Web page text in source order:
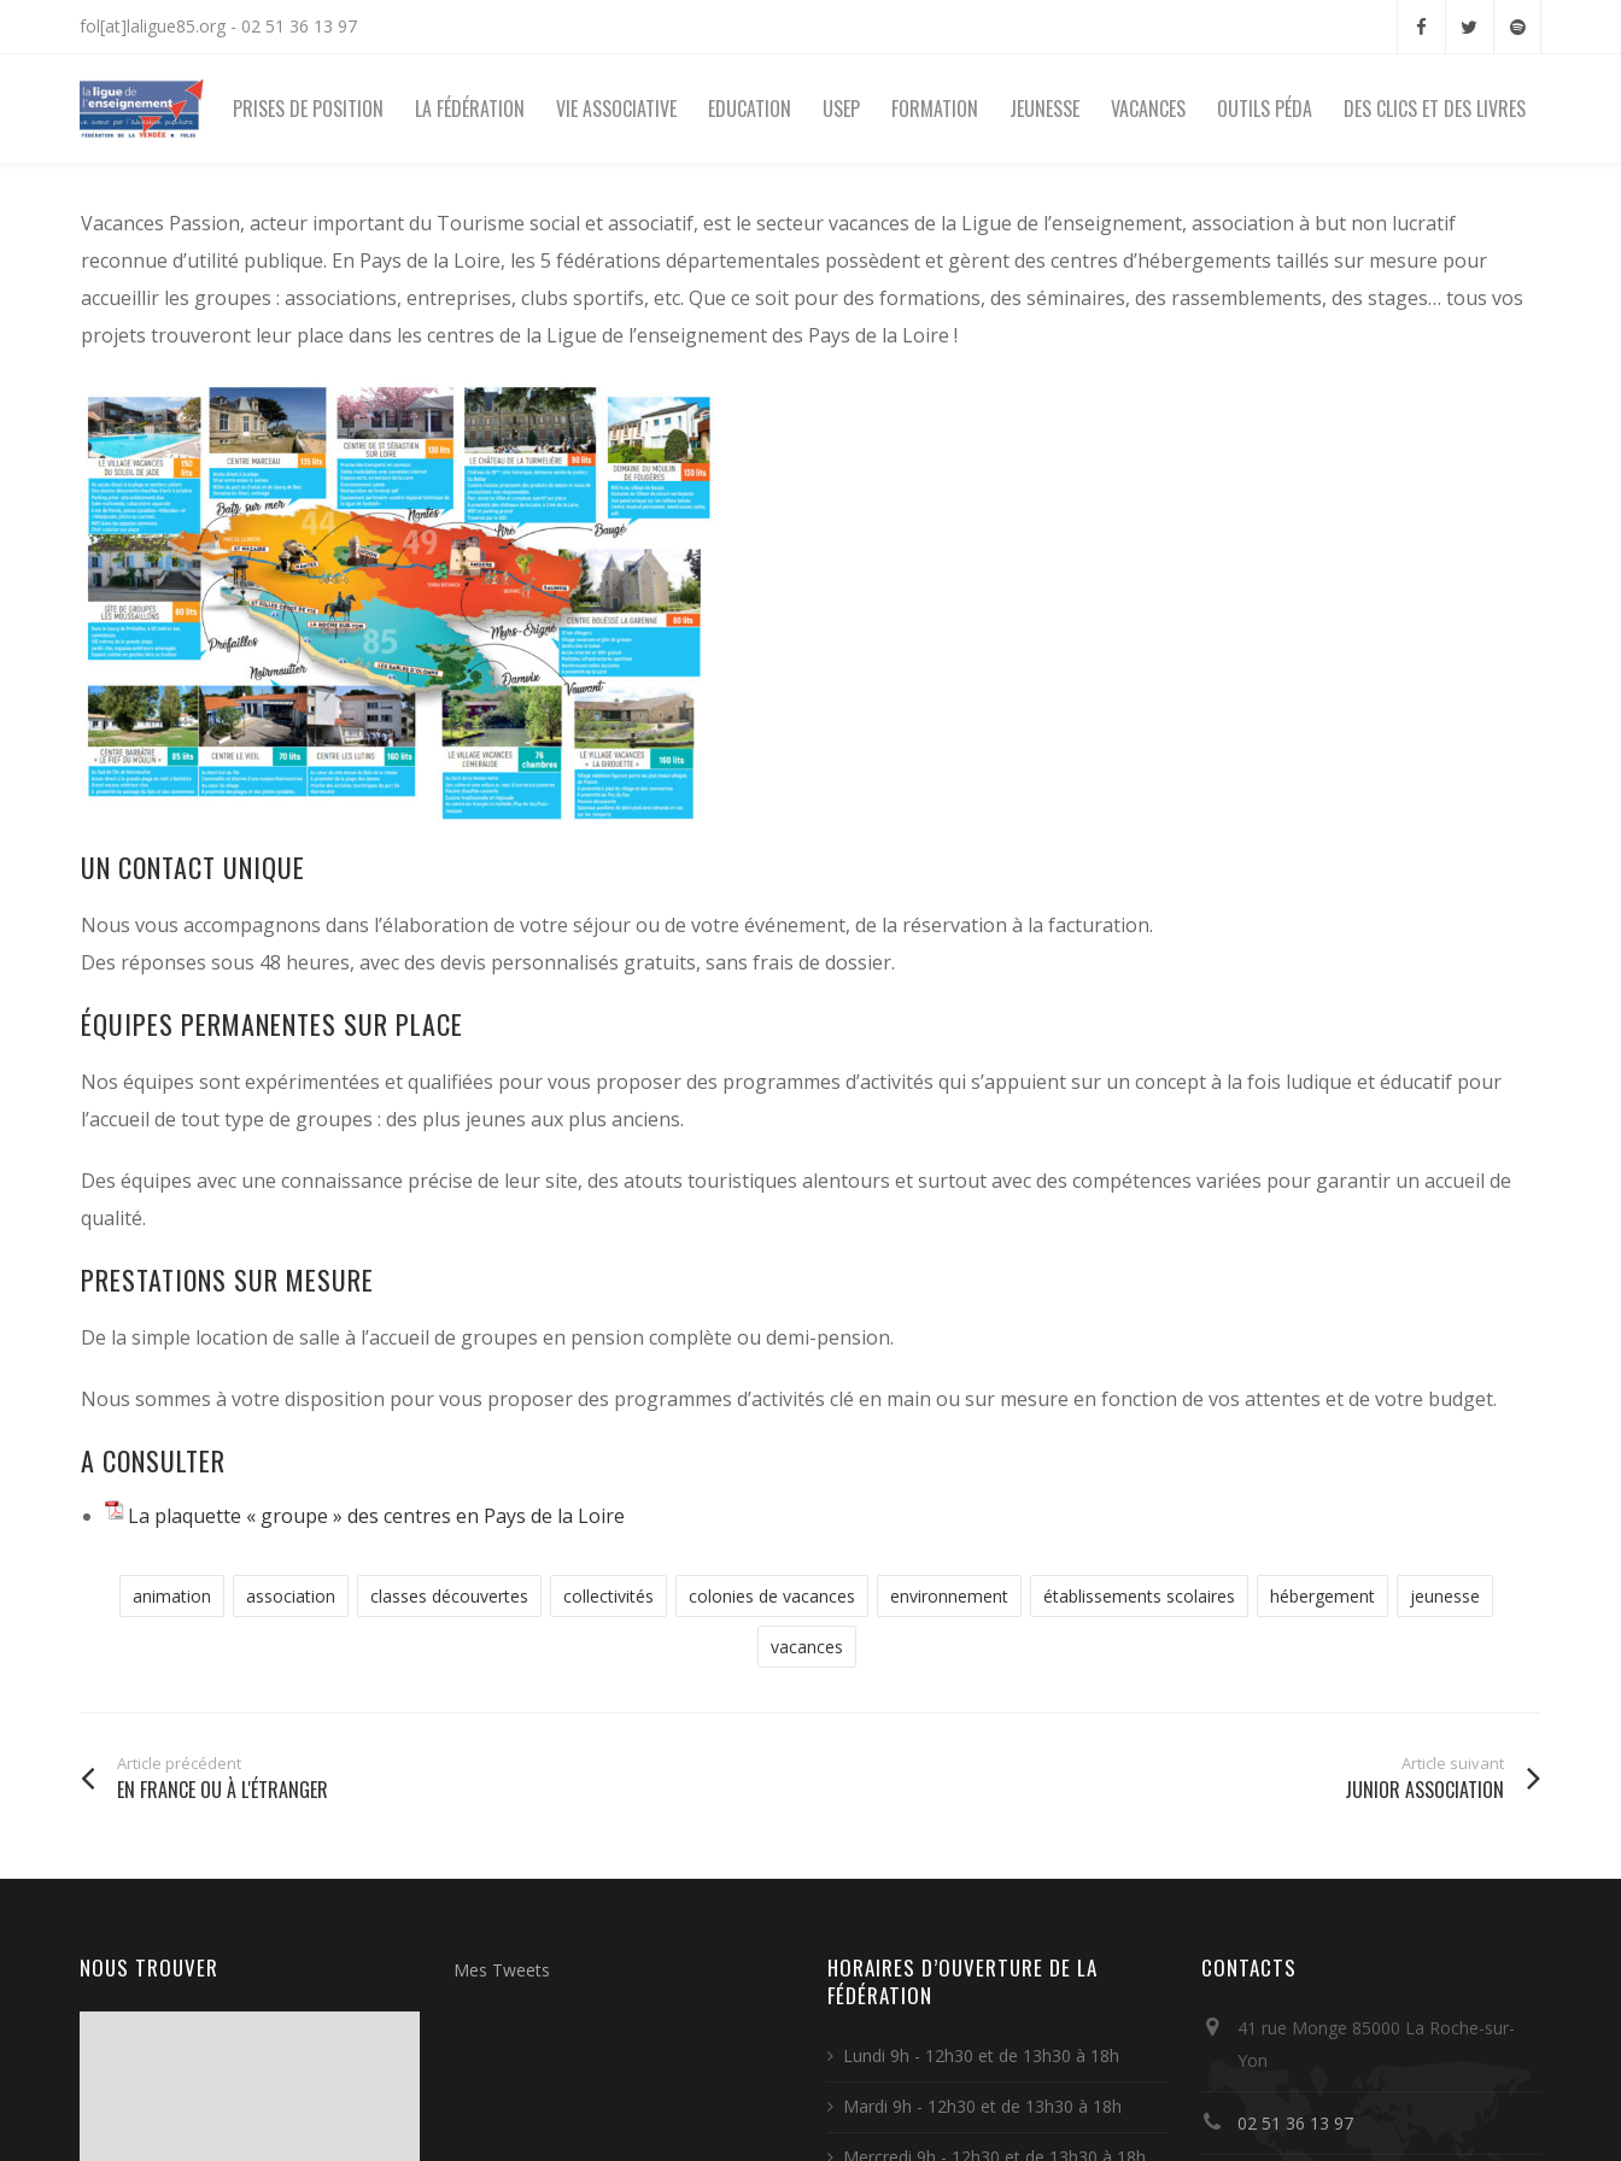
fol[at]laligue85.org - 02 51 36 13 97
PRISES DE POSITION LA FÉDÉRATION VIE ASSOCIATIVE EDUCATION USEP FORMATION JEUNESSE VACANCES OUTILS PÉDA DES CLICS ET DES LIVRES
Vacances Passion, acteur important du Tourisme social et associatif, est le secteur vacances de la Ligue de l’enseignement, association à but non lucratif
reconnue d’utilité publique. En Pays de la Loire, les 5 fédérations départementales possèdent et gèrent des centres d’hébergements taillés sur mesure pour
accueillir les groupes : associations, entreprises, clubs sportifs, etc. Que ce soit pour des formations, des séminaires, des rassemblements, des stages… tous vos
projets trouveront leur place dans les centres de la Ligue de l’enseignement des Pays de la Loire !
UN CONTACT UNIQUE
Nous vous accompagnons dans l’élaboration de votre séjour ou de votre événement, de la réservation à la facturation.
Des réponses sous 48 heures, avec des devis personnalisés gratuits, sans frais de dossier.
ÉQUIPES PERMANENTES SUR PLACE
Nos équipes sont expérimentées et qualifiées pour vous proposer des programmes d’activités qui s’appuient sur un concept à la fois ludique et éducatif pour
l’accueil de tout type de groupes : des plus jeunes aux plus anciens.
Des équipes avec une connaissance précise de leur site, des atouts touristiques alentours et surtout avec des compétences variées pour garantir un accueil de
qualité.
PRESTATIONS SUR MESURE
De la simple location de salle à l’accueil de groupes en pension complète ou demi-pension.
Nous sommes à votre disposition pour vous proposer des programmes d’activités clé en main ou sur mesure en fonction de vos attentes et de votre budget.
A CONSULTER
La plaquette « groupe » des centres en Pays de la Loire
animation association classes découvertes collectivités colonies de vacances environnement établissements scolaires hébergement jeunesse
vacances
Article précédent
EN FRANCE OU À L'ÉTRANGER
Article suivant
JUNIOR ASSOCIATION
NOUS TROUVER Mes Tweets
HORAIRES D’OUVERTURE DE LA
FÉDÉRATION
Lundi 9h - 12h30 et de 13h30 à 18h
Mardi 9h - 12h30 et de 13h30 à 18h
CONTACTS
41 rue Monge 85000 La Roche-sur-
Yon
02 51 36 13 97